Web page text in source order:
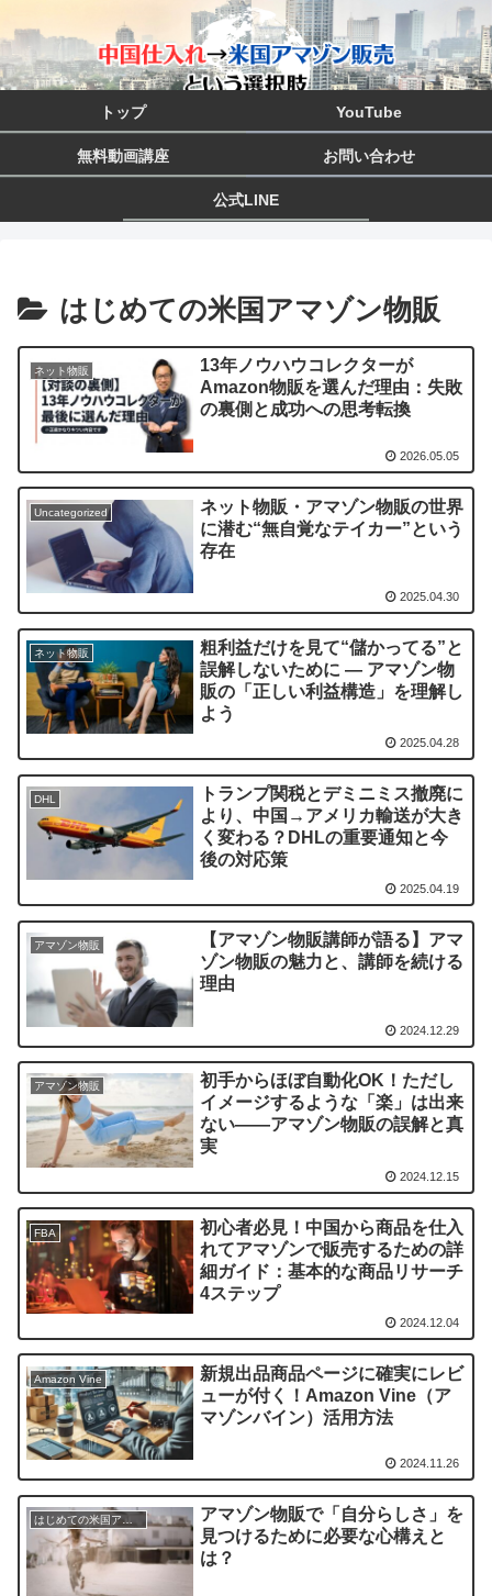
トップ YouTube
無料動画講座 お問い合わせ
公式LINE
はじめての米国アマゾン物販
ネット物販
13年ノウハウコレクターが
Amazon物販を選んだ理由：失敗
の裏側と成功への思考転換
2026.05.05
Uncategorized
ネット物販・アマゾン物販の世界
に潜む“無自覚なテイカー”という
存在
2025.04.30
ネット物販
粗利益だけを見て“儲かってる”と
誤解しないために ― アマゾン物
販の「正しい利益構造」を理解し
よう
2025.04.28
DHL
トランプ関税とデミニミス撤廃に
より、中国→アメリカ輸送が大き
く変わる？DHLの重要通知と今
後の対応策
2025.04.19
アマゾン物販
【アマゾン物販講師が語る】アマ
ゾン物販の魅力と、講師を続ける
理由
2024.12.29
アマゾン物販
初手からほぼ自動化OK！ただし
イメージするような「楽」は出来
ない――アマゾン物販の誤解と真
実
2024.12.15
FBA
初心者必見！中国から商品を仕入
れてアマゾンで販売するための詳
細ガイド：基本的な商品リサーチ
4ステップ
2024.12.04
Amazon Vine
新規出品商品ページに確実にレビ
ューが付く！Amazon Vine（ア
マゾンバイン）活用方法
2024.11.26
アマゾン物販で「自分らしさ」を
見つけるために必要な心構えと
は？